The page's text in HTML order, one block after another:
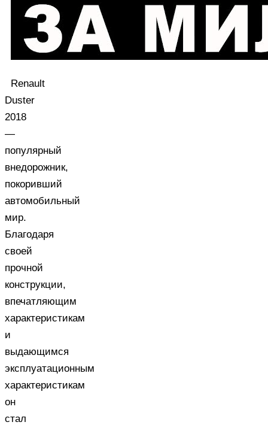
Renault
Duster
2018
—
популярный
внедорожник,
покоривший
автомобильный
мир.
Благодаря
своей
прочной
конструкции,
впечатляющим
характеристикам
и
выдающимся
эксплуатационным
характеристикам
он
стал